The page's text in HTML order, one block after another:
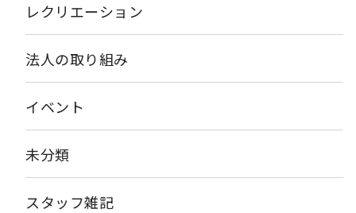
レクリエーション
法人の取り組み
イベント
未分類
スタッフ雑記